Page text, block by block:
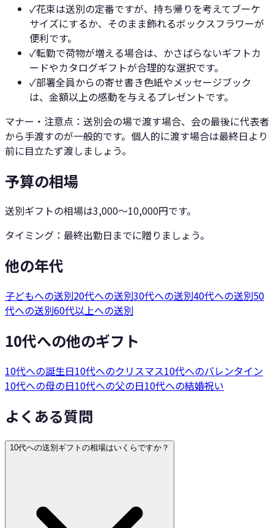
✓花束は送別の定番ですが、持ち帰りを考えてブーケ
サイズにするか、そのまま飾れるボックスフラワーが
便利です。
✓転勤で荷物が増える場合は、かさばらないギフトカ
ードやカタログギフトが合理的な選択です。
✓部署全員からの寄せ書き色紙やメッセージブック
は、金額以上の感動を与えるプレゼントです。
マナー・注意点： 送別会の場で渡す場合、会の最後に代表者
から手渡すのが一般的です。個人的に渡す場合は最終日より
前に目立たず渡しましょう。
予算の相場
送別ギフトの相場は3,000〜10,000円です。
タイミング： 最終出勤日までに贈りましょう。
他の年代
子どもへの送別20代への送別30代への送別40代への送別50
代への送別60代以上への送別
10代への他のギフト
10代への誕生日10代へのクリスマス10代へのバレンタイン
10代への母の日10代への父の日10代への結婚祝い
よくある質問
10代への送別ギフトの相場はいくらですか？